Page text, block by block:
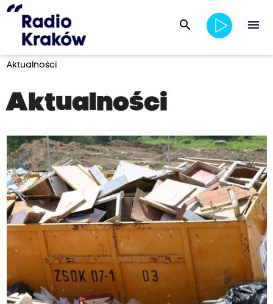
search menu
Aktualności
Aktualności